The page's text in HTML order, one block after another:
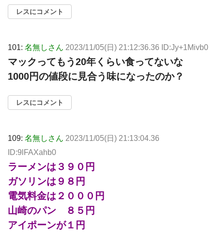
レスにコメント
101: 名無しさん 2023/11/05(日) 21:12:36.36 ID:Jy+1Mivb0
マックってもう20年くらい食ってないな
1000円の値段に見合う味になったのか？
レスにコメント
109: 名無しさん 2023/11/05(日) 21:13:04.36
ID:9lFAXahb0
ラーメンは３９０円
ガソリンは９８円
電気料金は２０００円
山崎のパン ８５円
アイポーンが１円